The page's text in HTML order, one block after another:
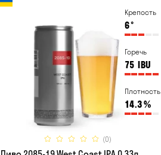
Крепость
6°
Горечь
75 IBU
Плотность
14.3%
(0)